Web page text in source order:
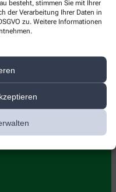
besteht, stimmen Sie mit Ihrer
der Verarbeitung Ihrer Daten in
zu. Weitere Informationen